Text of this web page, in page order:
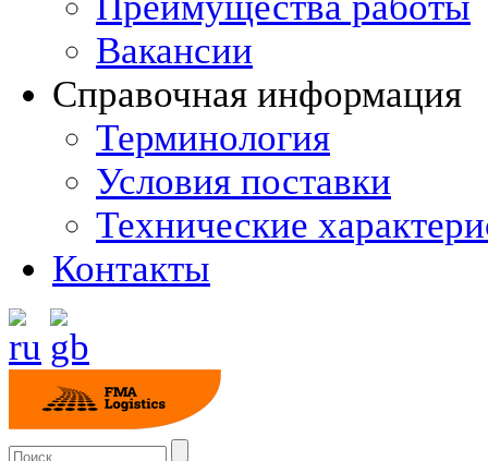
Вакансии
Справочная информация
Терминология
Условия поставки
Технические
Контакты